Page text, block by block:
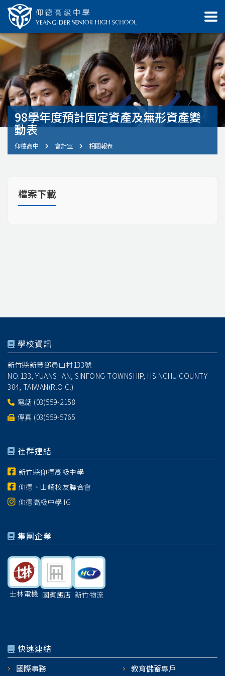
98學年度預計固定資產及無形資產變
動表
仰德高中 會計室 相關報表
檔案下載
學校資訊
新竹縣新豐鄉員山村133號
NO.133, YUANSHAN, SINFONG TOWNSHIP, HSINCHU COUNTY
304, TAIWAN(R.O.C.)
電話 (03)559-2158
傳真 (03)559-5765
社群連結
新竹縣仰德高級中學
仰德、山崎校友聯合會
仰德高級中學 IG
集團企業
士林電機 國賓飯店 新竹物流
快速連結
國際事務 教育儲蓄專戶